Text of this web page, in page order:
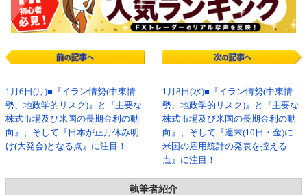
1月6日(月)■『イラン情勢(中東情
勢、地政学的リスク)』と『主要な
株式市場及び米国の長期金利の動
向』、そして『日本が正月休み明
け(大発会)となる点』に注目！
1月8日(水)■『イラン情勢(中東情
勢、地政学的リスク)』と『主要な
株式市場及び米国の長期金利の動
向』、そして『週末(10日・金)に
米国の雇用統計の発表を控える
点』に注目！
執筆者紹介